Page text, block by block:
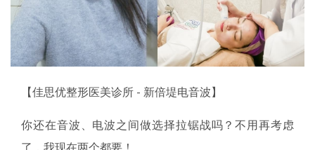
【佳思优整形医美诊所 - 新倍堤电音波】
你还在音波、电波之间做选择拉锯战吗？不用再考虑